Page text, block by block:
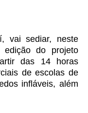
vai sediar, neste
do projeto
das 14 horas
de escolas de
infláveis, além